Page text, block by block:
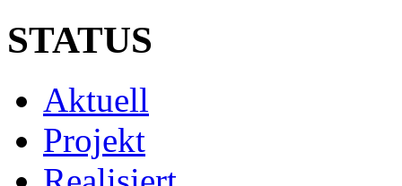
STATUS
Aktuell
Projekt